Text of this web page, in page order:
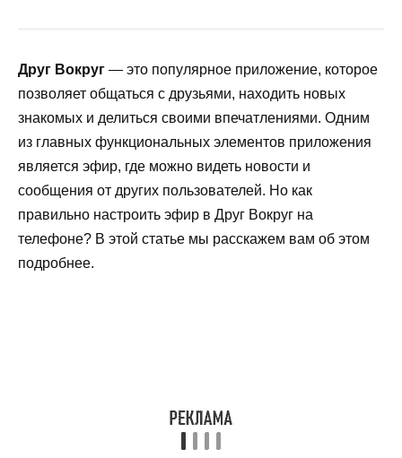
Друг Вокруг — это популярное приложение, которое
позволяет общаться с друзьями, находить новых
знакомых и делиться своими впечатлениями. Одним
из главных функциональных элементов приложения
является эфир, где можно видеть новости и
сообщения от других пользователей. Но как
правильно настроить эфир в Друг Вокруг на
телефоне? В этой статье мы расскажем вам об этом
подробнее.